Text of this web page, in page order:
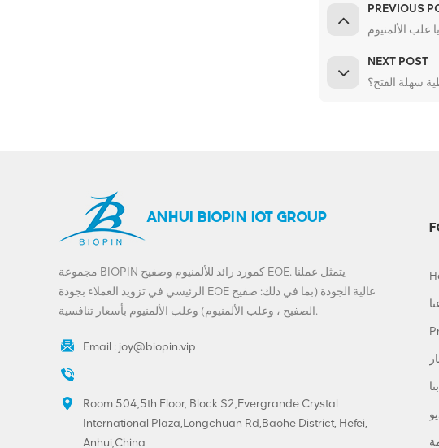
PREVIOUS
علب الألمنيوم
NEXT POST
سهلة الفتح؟
ANHUI BIOPIN IOT GROUP
مجموعة BIOPIN كمورد رائد للألمنيوم وصفيح EOE. يتمثل عملنا
الرئيسي في تزويد العملاء بجودة EOE عالية الجودة (بما في ذلك: صفيح
الصفيح ، وعلب الألمنيوم) وعلب الألمنيوم بأسعار تنافسية.
Email : joy@biopin.vip
Room 504,5th Floor, Block S2,Evergrande Crystal
International Plaza,Longchuan Rd,Baohe District, Hefei,
Anhui,China